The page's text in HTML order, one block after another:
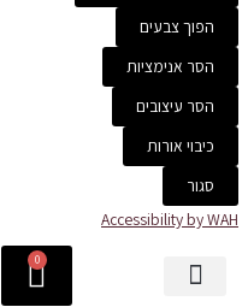
הפוך צבעים
הסר אנימציות
הסר עיצובים
כיבוי אורות
סגור
Accessibility by WAH
0עגלת